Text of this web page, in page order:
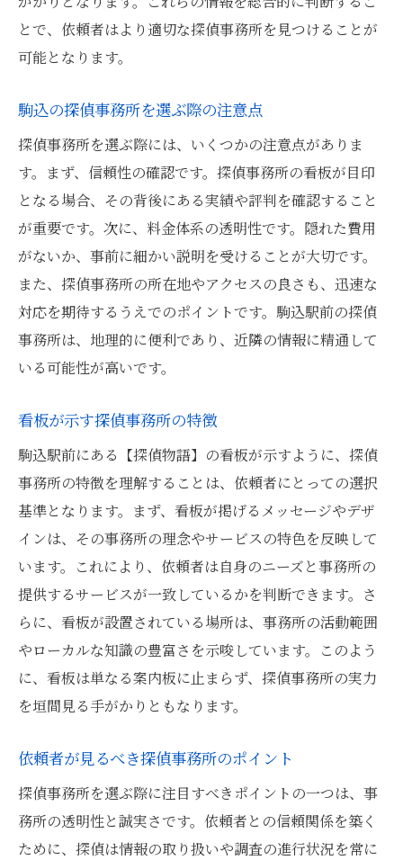
とで、依頼者はより適切な探偵事務所を見つけることが
可能となります。
駒込の探偵事務所を選ぶ際の注意点
探偵事務所を選ぶ際には、いくつかの注意点がありま
す。まず、信頼性の確認です。探偵事務所の看板が目印
となる場合、その背後にある実績や評判を確認すること
が重要です。次に、料金体系の透明性です。隠れた費用
がないか、事前に細かい説明を受けることが大切です。
また、探偵事務所の所在地やアクセスの良さも、迅速な
対応を期待するうえでのポイントです。駒込駅前の探偵
事務所は、地理的に便利であり、近隣の情報に精通して
いる可能性が高いです。
看板が示す探偵事務所の特徴
駒込駅前にある【探偵物語】の看板が示すように、探偵
事務所の特徴を理解することは、依頼者にとっての選択
基準となります。まず、看板が掲げるメッセージやデザ
インは、その事務所の理念やサービスの特色を反映して
います。これにより、依頼者は自身のニーズと事務所の
提供するサービスが一致しているかを判断できます。さ
らに、看板が設置されている場所は、事務所の活動範囲
やローカルな知識の豊富さを示唆しています。このよう
に、看板は単なる案内板に止まらず、探偵事務所の実力
を垣間見る手がかりともなります。
依頼者が見るべき探偵事務所のポイント
探偵事務所を選ぶ際に注目すべきポイントの一つは、事
務所の透明性と誠実さです。依頼者との信頼関係を築く
ために、探偵は情報の取り扱いや調査の進行状況を常に